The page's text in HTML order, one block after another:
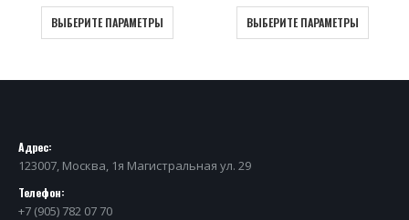
ВЫБЕРИТЕ ПАРАМЕТРЫ ВЫБЕРИТЕ ПАРАМЕТРЫ
Адрес:
123007, Москва, 1я Магистральная ул. 29
Телефон:
+7 (905) 782 07 70